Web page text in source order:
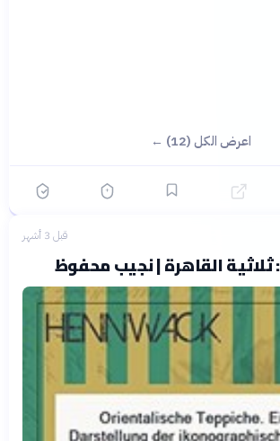
اعرض الكل (12) ←
قبل 3 أشهر
القاهرة | نجيب محفوظ